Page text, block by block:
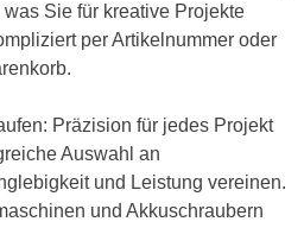
Sie für kreative Projekte
per Artikelnummer oder
Präzision für jedes Projekt
Auswahl an
und Leistung vereinen.
und Akkuschraubern